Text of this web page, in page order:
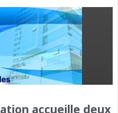
accueille deux